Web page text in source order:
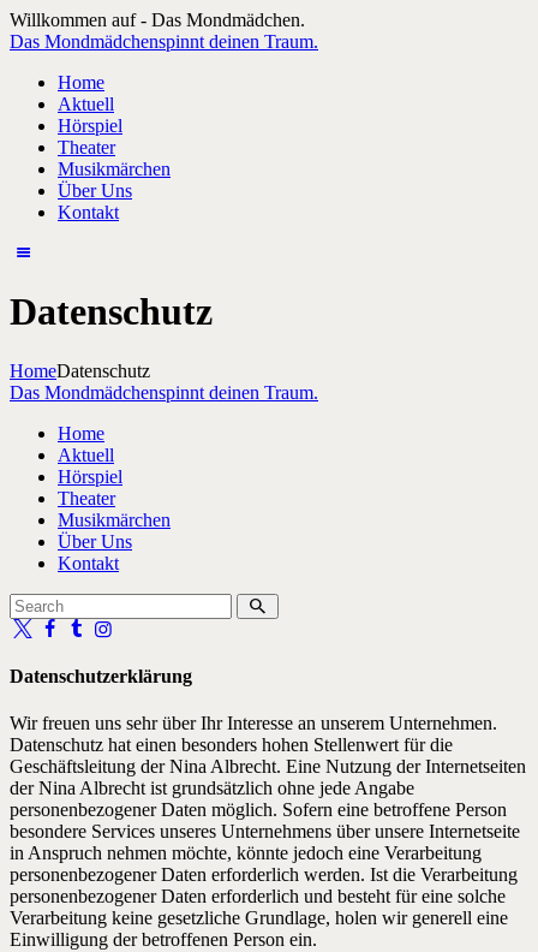
Willkommen auf - Das Mondmädchen.
Das Mondmädchenspinnt deinen Traum.
Home
Aktuell
Hörspiel
Theater
Musikmärchen
Über Uns
Kontakt
Datenschutz
HomeDatenschutz
Das Mondmädchenspinnt deinen Traum.
Home
Aktuell
Hörspiel
Theater
Musikmärchen
Über Uns
Kontakt
Datenschutzerklärung
Wir freuen uns sehr über Ihr Interesse an unserem Unternehmen.
Datenschutz hat einen besonders hohen Stellenwert für die
Geschäftsleitung der Nina Albrecht. Eine Nutzung der Internetseiten
der Nina Albrecht ist grundsätzlich ohne jede Angabe
personenbezogener Daten möglich. Sofern eine betroffene Person
besondere Services unseres Unternehmens über unsere Internetseite
in Anspruch nehmen möchte, könnte jedoch eine Verarbeitung
personenbezogener Daten erforderlich werden. Ist die Verarbeitung
personenbezogener Daten erforderlich und besteht für eine solche
Verarbeitung keine gesetzliche Grundlage, holen wir generell eine
Einwilligung der betroffenen Person ein.